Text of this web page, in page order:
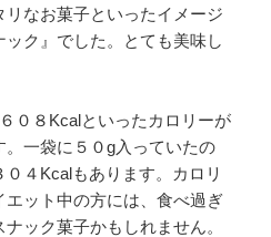
なお菓子といったイメージ
ク』でした。とても美味し
０８Kcalといったカロリーが
一袋に５０g入っていたの
４Kcalもあります。カロリ
ット中の方には、食べ過ぎ
ック菓子かもしれません。